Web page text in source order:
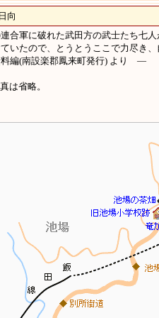
向
合軍に破れた武田方の武士たち七
いたので、とうとうここで力尽き
編(南設楽郡鳳来町発行) より ―
は省略。